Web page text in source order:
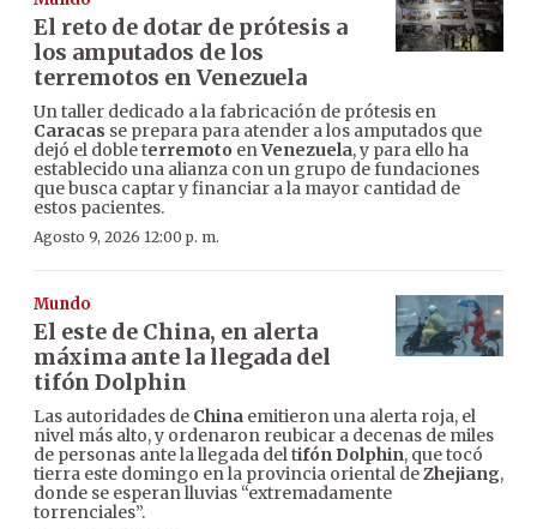
El reto de dotar de prótesis a
los amputados de los
terremotos en Venezuela
Un taller dedicado a la fabricación de prótesis en
Caracas se prepara para atender a los amputados que
dejó el doble terremoto enVenezuela, y para ello ha
establecido una alianza con un grupo de fundaciones
que busca captar y financiar a la mayor cantidad de
estos pacientes.
Agosto 9, 2026 12:00 p. m.
Mundo
El este de China, en alerta
máxima ante la llegada del
tifón Dolphin
Las autoridades de China emitieron una alerta roja, el
nivel más alto, y ordenaron reubicar a decenas de miles
de personas ante la llegada del tifón Dolphin, que tocó
tierra este domingo en la provincia oriental deZhejiang,
donde se esperan lluvias “extremadamente
torrenciales”.